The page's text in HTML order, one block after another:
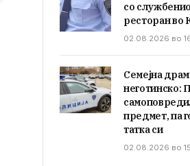
со
ресторан во
02.08.2026 во
Семејна
неготинско:
предмет, па
татка си
02.08.2026 во